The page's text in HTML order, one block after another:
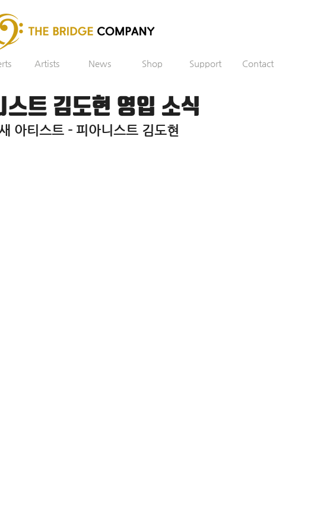
Artists News Shop Support Contact
트 김도현 영입 소식
아티스트 - 피아니스트 김도현